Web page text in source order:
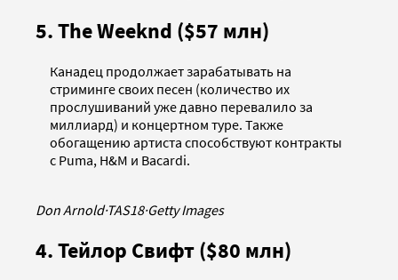
5. The Weeknd ($57 млн)
Канадец продолжает зарабатывать на
стриминге своих песен (количество их
прослушиваний уже давно перевалило за
миллиард) и концертном туре. Также
обогащению артиста способствуют контракты
с Puma, H&M и Bacardi.
Don Arnold·TAS18·Getty Images
4. Тейлор Свифт ($80 млн)